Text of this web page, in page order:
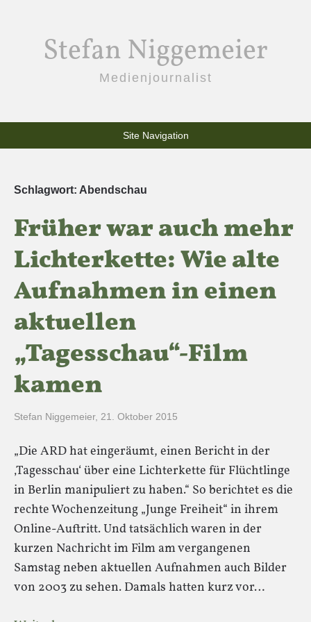
Stefan Niggemeier
Medienjournalist
Site Navigation
Schlagwort: Abendschau
Früher war auch mehr
Lichterkette: Wie alte
Aufnahmen in einen
aktuellen
„Tagesschau“-Film
kamen
Stefan Niggemeier, 21. Oktober 2015
„Die ARD hat eingeräumt, einen Bericht in der
‚Tagesschau‘ über eine Lichterkette für Flüchtlinge
in Berlin manipuliert zu haben.“ So berichtet es die
rechte Wochenzeitung „Junge Freiheit“ in ihrem
Online-Auftritt. Und tatsächlich waren in der
kurzen Nachricht im Film am vergangenen
Samstag neben aktuellen Aufnahmen auch Bilder
von 2003 zu sehen. Damals hatten kurz vor…